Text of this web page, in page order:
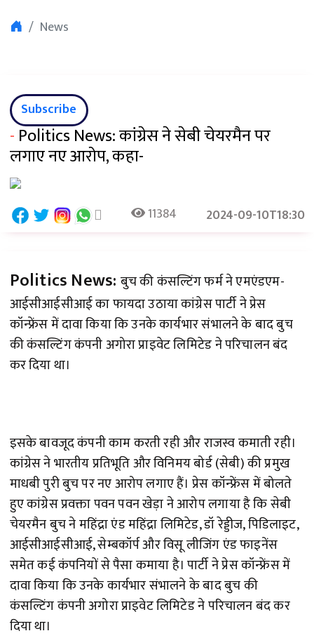
News
Subscribe
- Politics News: कांग्रेस ने सेबी चेयरमैन पर
लगाए नए आरोप, कहा-
11384 2024-09-10T18:30
Politics News: बुच की कंसल्टिंग फर्म ने एमएंडएम-
आईसीआईसीआई का फायदा उठाया कांग्रेस पार्टी ने प्रेस
कॉन्फ्रेंस में दावा किया कि उनके कार्यभार संभालने के बाद बुच
की कंसल्टिंग कंपनी अगोरा प्राइवेट लिमिटेड ने परिचालन बंद
कर दिया था।
इसके बावजूद कंपनी काम करती रही और राजस्व कमाती रही।
कांग्रेस ने भारतीय प्रतिभूति और विनिमय बोर्ड (सेबी) की प्रमुख
माधबी पुरी बुच पर नए आरोप लगाए हैं। प्रेस कॉन्फ्रेंस में बोलते
हुए कांग्रेस प्रवक्ता पवन पवन खेड़ा ने आरोप लगाया है कि सेबी
चेयरमैन बुच ने महिंद्रा एंड महिंद्रा लिमिटेड, डॉ रेड्डीज, पिडिलाइट,
आईसीआईसीआई, सेम्बकॉर्प और विसू लीजिंग एंड फाइनेंस
समेत कई कंपनियों से पैसा कमाया है। पार्टी ने प्रेस कॉन्फ्रेंस में
दावा किया कि उनके कार्यभार संभालने के बाद बुच की
कंसल्टिंग कंपनी अगोरा प्राइवेट लिमिटेड ने परिचालन बंद कर
दिया था।